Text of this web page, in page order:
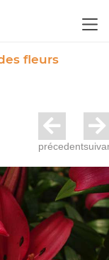
fleurs
précedent